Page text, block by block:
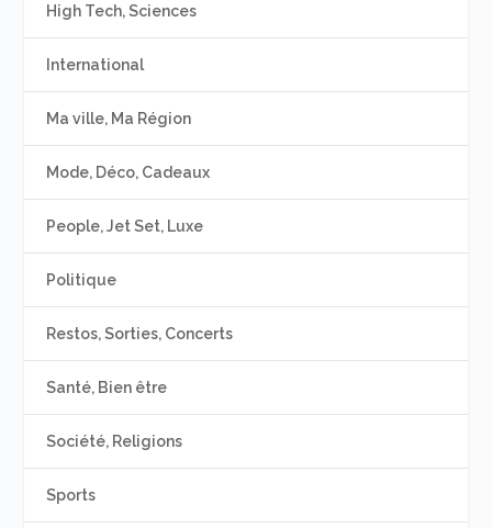
High Tech, Sciences
International
Ma ville, Ma Région
Mode, Déco, Cadeaux
People, Jet Set, Luxe
Politique
Restos, Sorties, Concerts
Santé, Bien être
Société, Religions
Sports